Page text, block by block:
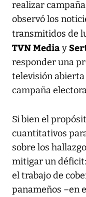
realizar
observó los
transmitidos de
TVN Mediay
responder una
televisión
campaña
Si bien el
cuantitativos
sobre los
mitigar un
el trabajo de
panameños –en